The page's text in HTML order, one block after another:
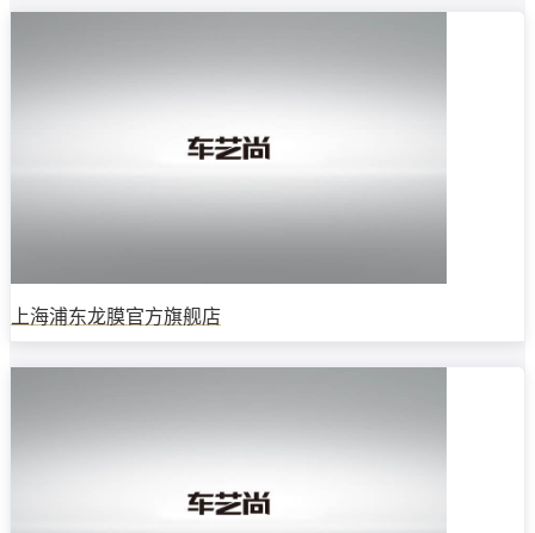
上海浦东龙膜官方旗舰店